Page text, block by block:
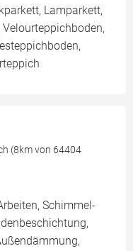
Lamparkett,
(8km von 64404
Schimmel-